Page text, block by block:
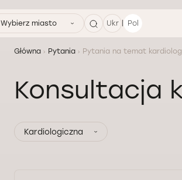
Wybierz miasto Ukr | Pol
Główna Pytania Pytania na temat
Konsultacja
Kardiologiczna